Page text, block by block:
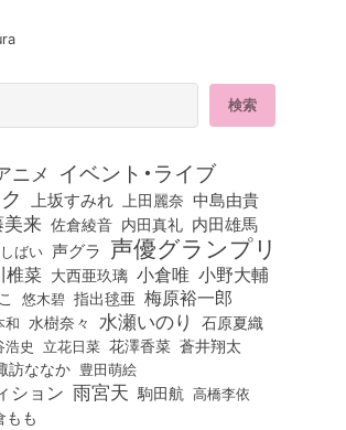
ニメ イベント・ライブ
上坂すみれ 上田麗奈 中島由貴
来 佐倉綾音 内田真礼 内田雄馬
ばい 声グラ 声優グランプリ
椎菜 大西亜玖璃 小倉唯 小野大輔
悠木碧 指出毬亜 梅原裕一郎
和 水樹奈々 水瀬いのり 石原夏織
浩史 立花日菜 花澤香菜 蒼井翔太
訪ななか 豊田萌絵
ション 雨宮天 駒田航 高橋李依
もも